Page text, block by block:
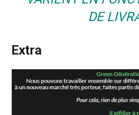
DE
Extra